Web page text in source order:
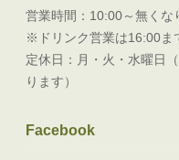
営業時間：10:00～無くな
※ドリンク営業は16:00ま
定休日：月・火・水曜日
ります）
Facebook